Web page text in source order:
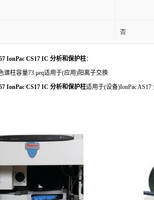
否
IonPac CS17 IC 分析和保护柱：
谱柱容量73 μeq适用于(应用)阳离子交换
IonPac CS17 IC 分析和保护柱适用于(设备)IonPac